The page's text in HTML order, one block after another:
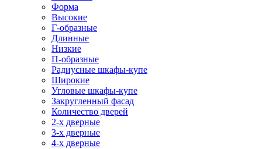
Форма
Высокие
Г-образные
Длинные
Низкие
П-образные
Радиусные шкафы-купе
Широкие
Угловые шкафы-купе
Закругленный фасад
Количество дверей
2-х дверные
3-х дверные
4-х дверные